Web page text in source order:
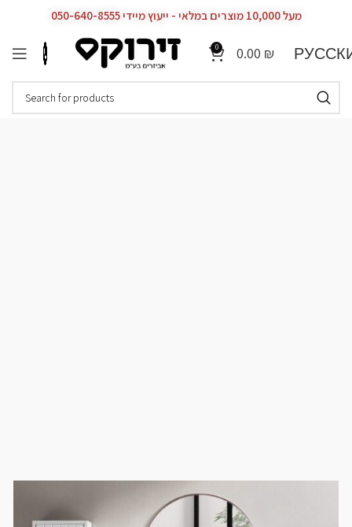
מעל 10,000 מוצרים במלאי - ייעוץ מיידי 050-640-8555
0 0.00 ₪